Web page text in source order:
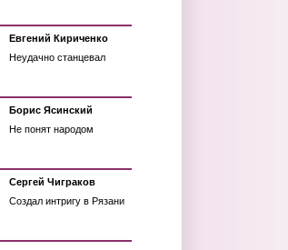
Евгений Кириченко
Неудачно станцевал
Борис Ясинский
Не понят народом
Сергей Чиграков
Создал интригу в Рязани